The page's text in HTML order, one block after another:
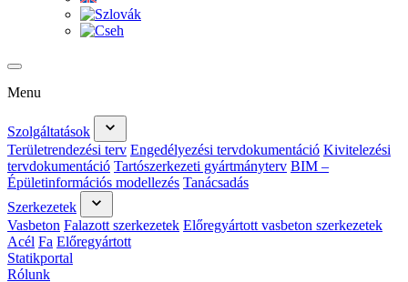
Menu
Szolgáltatások
Területrendezési terv Engedélyezési tervdokumentáció Kivitelezési
tervdokumentáció Tartószerkezeti gyártmányterv BIM –
Épületinformációs modellezés Tanácsadás
Szerkezetek
Vasbeton Falazott szerkezetek Előregyártott vasbeton szerkezetek
Acél Fa Előregyártott
Statikportal
Rólunk